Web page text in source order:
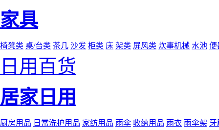
家具
椅凳类 桌/台类 茶几 沙发 柜类 床 架类 屏风类 炊事机械 水池 便
日用百货
居家日用
厨房用品 日常洗护用品 家纺用品 雨伞 收纳用品 雨衣 雨伞架 牙